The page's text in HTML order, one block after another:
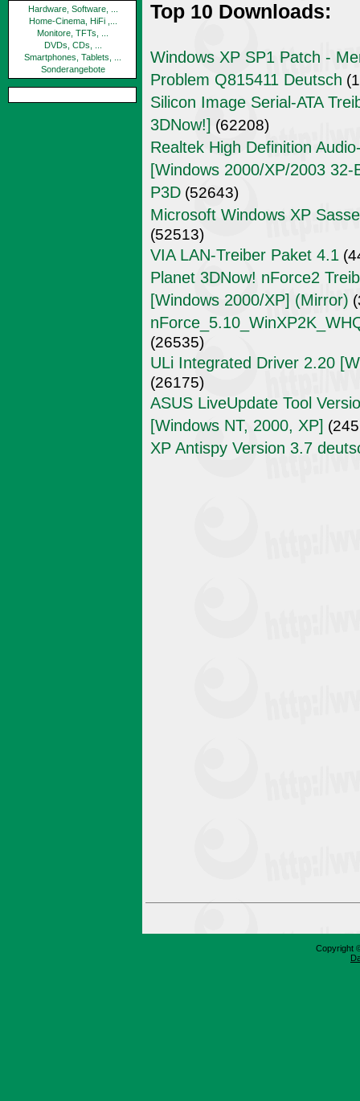
Hardware, Software, ...
Home-Cinema, HiFi ,...
Monitore, TFTs, ...
DVDs, CDs, ...
Smartphones, Tablets, ...
Sonderangebote
Top 10 Downloads:
Windows XP SP1 Patch -
Problem Q815411 Deutsch
Silicon Image Serial-ATA
3DNow!] (62208)
Realtek High Definition
[Windows 2000/XP/2003
P3D (52643)
Microsoft Windows XP
(52513)
VIA LAN-Treiber Paket 4.1
Planet 3DNow! nForce2
[Windows 2000/XP] (Mirror)
(26535)
ULi Integrated Driver 2.20
(26175)
ASUS LiveUpdate Tool
[Windows NT, 2000, XP]
XP Antispy Version 3.7
Copyright